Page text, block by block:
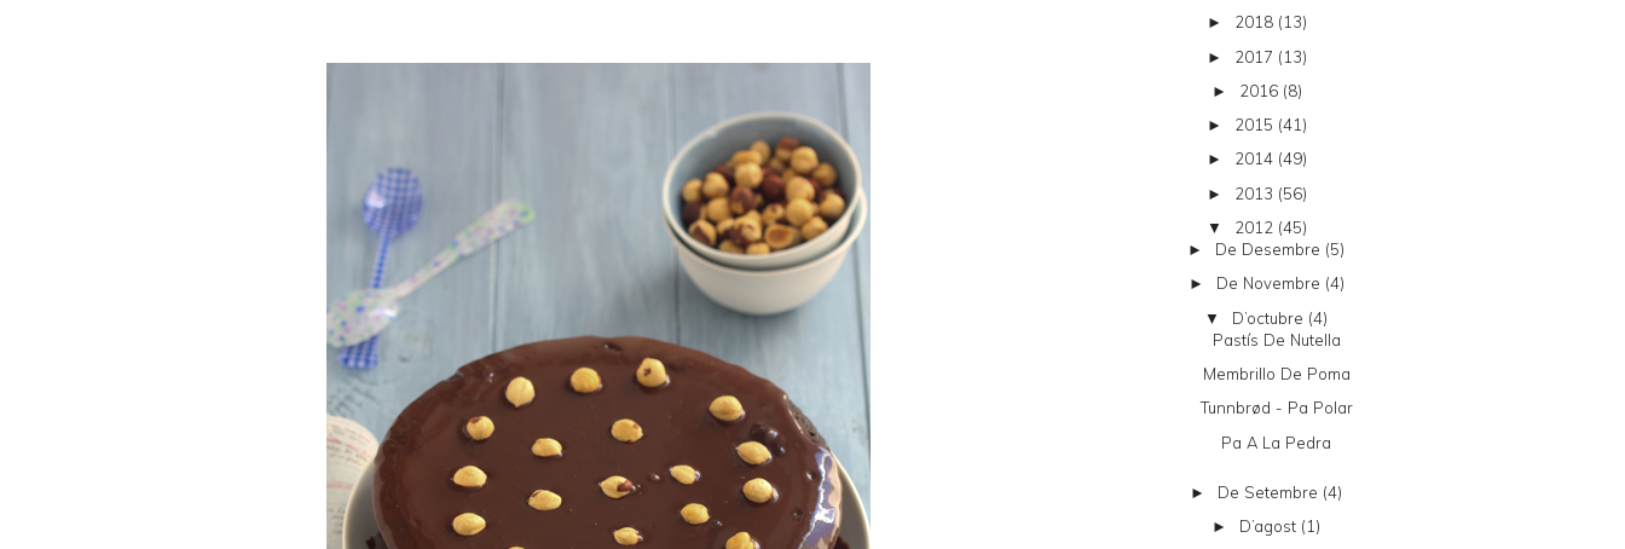
► 2018 (13)
► 2017 (13)
► 2016 (8)
► 2015 (41)
► 2014 (49)
► 2013 (56)
▼ 2012 (45)
► De Desembre (5)
► De Novembre (4)
▼ D’octubre (4)
Pastís De Nutella
Membrillo De Poma
Tunnbrød - Pa Polar
Pa A La Pedra
► De Setembre (4)
► D’agost (1)